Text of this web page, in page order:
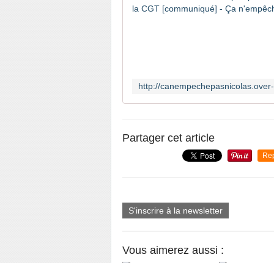
Partager cet article
S'inscrire à la newsletter
Vous aimerez aussi :